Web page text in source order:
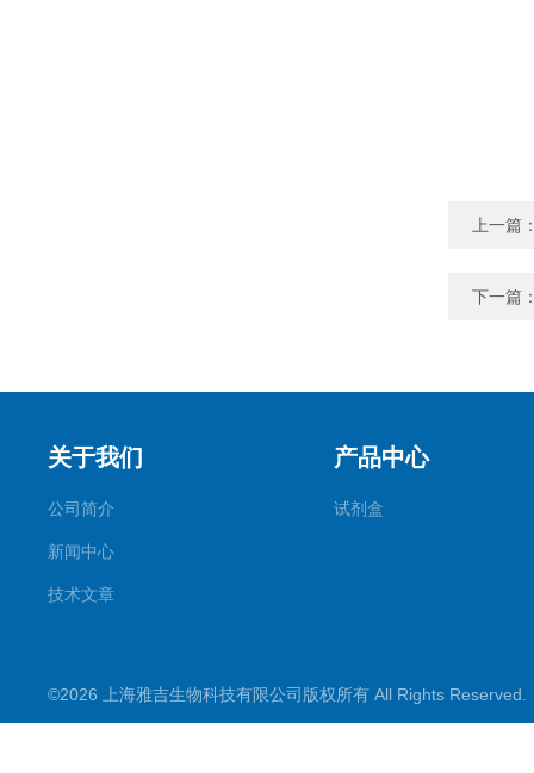
上一篇
下一篇
关于我们
公司简介
新闻中心
技术文章
产品中心
试剂盒
©2026 上海雅吉生物科技有限公司版权所有 All Rights